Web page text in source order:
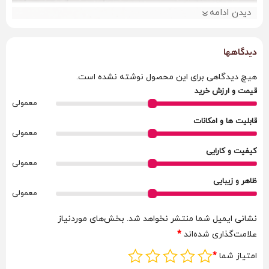
دیدن ادامه
دیدگاهها
هیچ دیدگاهی برای این محصول نوشته نشده است.
قیمت و ارزش خرید
معمولی
قابلیت ها و امکانات
معمولی
کیفیت و کارایی
معمولی
ظاهر و زیبایی
معمولی
نشانی ایمیل شما منتشر نخواهد شد. بخش‌های موردنیاز
علامت‌گذاری شده‌اند *
امتیاز شما *